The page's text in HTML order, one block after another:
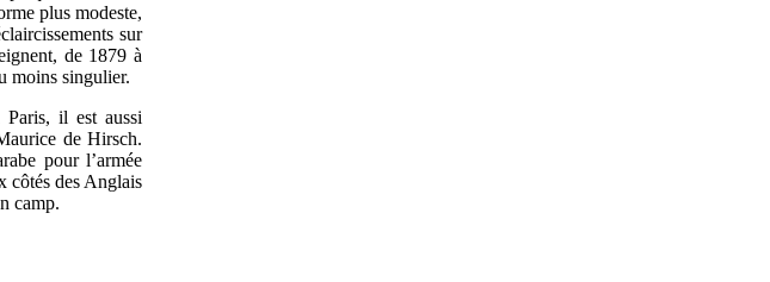
plus modeste,
sur
de 1879 à
moins singulier.
il est aussi
de Hirsch.
pour l’armée
côtés des Anglais
camp.